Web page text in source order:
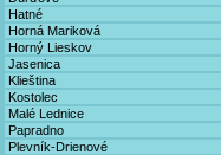
Hatné
Horná Mariková
Horný Lieskov
Jasenica
Klieština
Kostolec
Malé Lednice
Papradno
Plevník-Drienové